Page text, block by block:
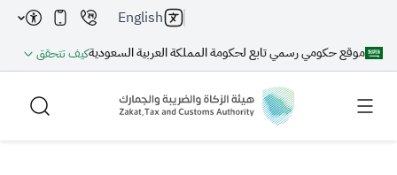
موقع حكومي رسمي تابع لحكومة المملكة العربية السعوديةكيف تتحقق
English